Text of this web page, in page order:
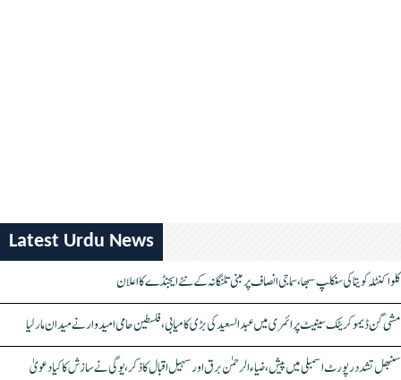
Latest Urdu News
کلواکنٹلہ کویتا کی سنکلپ سبھا، سماجی انصاف پر مبنی تلنگانہ کے نئے ایجنڈے کا اعلان
مشی گن ڈیموکریٹک سینیٹ پرائمری میں عبدالسعید کی بڑی کامیابی، فلسطین حامی امیدوار نے میدان مار لیا
سنبھل تشدد رپورٹ اسمبلی میں پیش، ضیاء الرحمٰن برق اور سہیل اقبال کا ذکر، یوگی نے سازش کا کیا دعویٰ